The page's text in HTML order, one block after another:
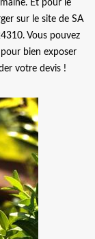
Et pour le
sur le site de SA
Vous pouvez
bien exposer
votre devis !